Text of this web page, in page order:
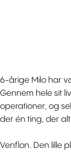
6-årige Milo har
Gennem hele sit
operationer, og
der én ting, der
Venflon. Den lille